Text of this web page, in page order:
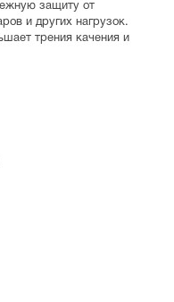
защиту от
и других нагрузок.
трения качения и